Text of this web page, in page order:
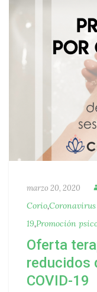
Publicado
marzo 20, 2020
Corio,Coronavirus
19,Promoción
Oferta
reducidos
COVID-19